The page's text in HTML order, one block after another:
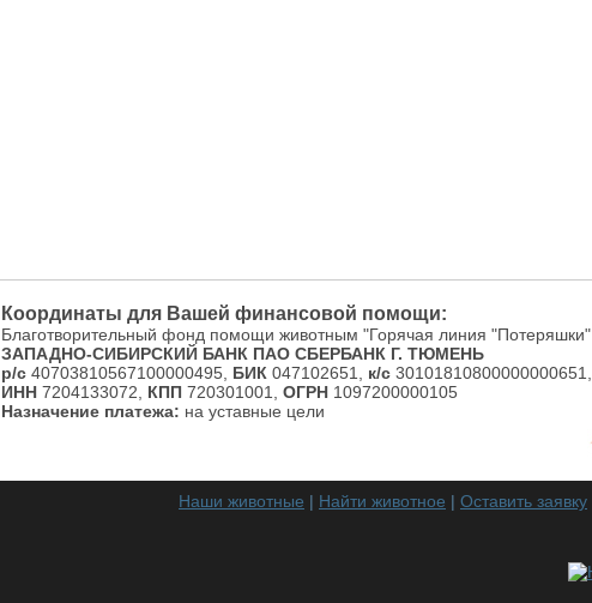
Координаты для Вашей финансовой помощи:
Благотворительный фонд помощи животным "Горячая линия "Потеряшки"
ЗАПАДНО-СИБИРСКИЙ БАНК ПАО СБЕРБАНК Г. ТЮМЕНЬ
р/с 40703810567100000495, БИК 047102651, к/с 30101810800000000651,
ИНН 7204133072, КПП 720301001, ОГРН 1097200000105
Назначение платежа: на уставные цели
Наши животные | Найти животное | Оставить заявку